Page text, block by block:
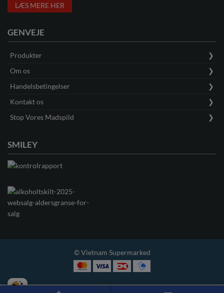
LÆS MERE HER
GENVEJE
Produkter
Om os
Handelsbetingelser
Kontakt os
Stop Vores Madspild
SMILEY
© Vietnam Supermarked